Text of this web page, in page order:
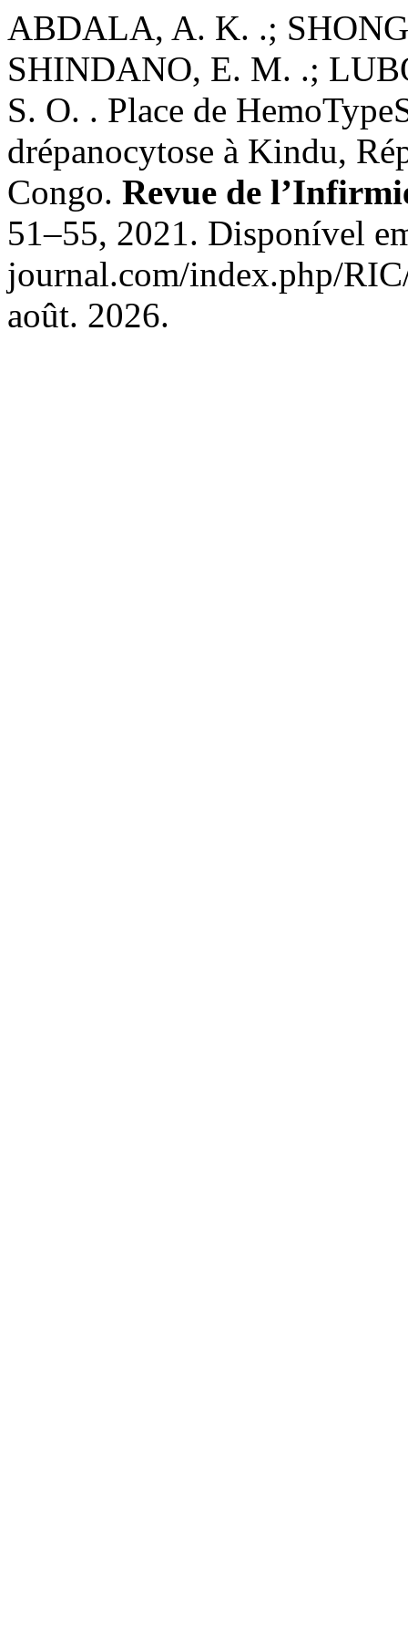
ABDALA, A. K. .;
SHINDANO, E. M. .;
S. O. . Place de
drépanocytose à Kindu,
Congo. Revue de
51–55, 2021. Disponível
journal.com/index.php/
août. 2026.